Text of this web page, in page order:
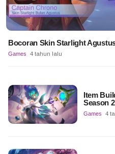
Bocoran Skin Starlight
Games 4 tahun lalu
Item
Season
Games 4